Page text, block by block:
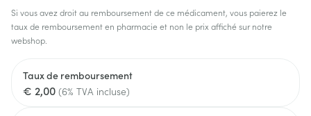
Si vous avez droit au remboursement de ce médicament, vous paierez le
taux de remboursement en pharmacie et non le prix affiché sur notre
webshop.
Taux de remboursement
€ 2,00 (6% TVA incluse)